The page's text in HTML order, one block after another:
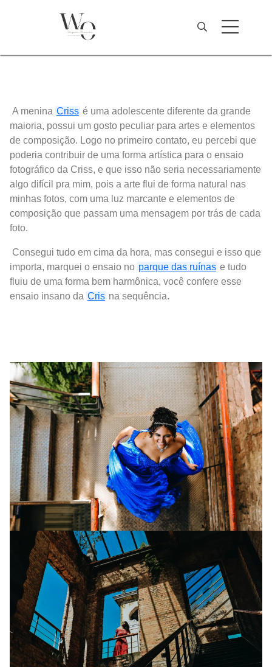
A menina Criss é uma adolescente diferente da grande
maioria, possui um gosto peculiar para artes e elementos
de composição. Logo no primeiro contato, eu percebi que
poderia contribuir de uma forma artística para o ensaio
fotográfico da Criss, e que isso não seria necessariamente
algo difícil pra mim, pois a arte flui de forma natural nas
minhas fotos, com uma luz marcante e elementos de
composição que passam uma mensagem por trás de cada
foto.
Consegui tudo em cima da hora, mas consegui e isso que
importa, marquei o ensaio no parque das ruínas e tudo
fluiu de uma forma bem harmônica, você confere esse
ensaio insano da Cris na sequência.